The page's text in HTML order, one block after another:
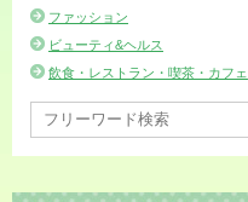
ファッション
ビューティ&ヘルス
飲食・レストラン・喫茶・カフェ